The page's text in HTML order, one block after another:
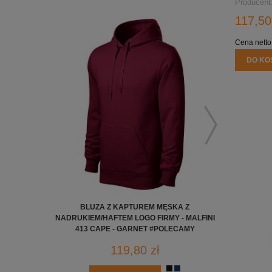
BLUZA Z KAPTUREM MĘSKA Z
NADRUKIEM/HAFTEM LOGO FIRMY - MALFINI
413 CAPE - GARNET #POLECAMY
119,80 zł
413
Producent:
117,50
Cena
DO